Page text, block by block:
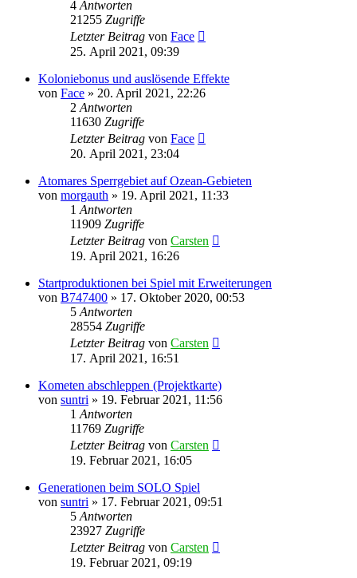
4 Antworten
21255 Zugriffe
Letzter Beitrag von Face
25. April 2021, 09:39
Koloniebonus und auslösende Effekte
von Face » 20. April 2021, 22:26
2 Antworten
11630 Zugriffe
Letzter Beitrag von Face
20. April 2021, 23:04
Atomares Sperrgebiet auf Ozean-Gebieten
von morgauth » 19. April 2021, 11:33
1 Antworten
11909 Zugriffe
Letzter Beitrag von Carsten
19. April 2021, 16:26
Startproduktionen bei Spiel mit Erweiterungen
von B747400 » 17. Oktober 2020, 00:53
5 Antworten
28554 Zugriffe
Letzter Beitrag von Carsten
17. April 2021, 16:51
Kometen abschleppen (Projektkarte)
von suntri » 19. Februar 2021, 11:56
1 Antworten
11769 Zugriffe
Letzter Beitrag von Carsten
19. Februar 2021, 16:05
Generationen beim SOLO Spiel
von suntri » 17. Februar 2021, 09:51
5 Antworten
23927 Zugriffe
Letzter Beitrag von Carsten
19. Februar 2021, 09:19